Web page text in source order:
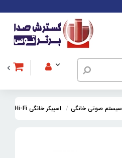
سیستم صوتی خانگی اسپیکر خانگی Hi-Fi